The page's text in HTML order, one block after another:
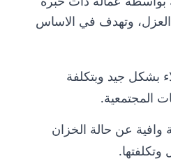
العزل، وتهدف في الاساس
بشكل جيد وبتكلفة
المجتمعية.
عن حالة الخزان